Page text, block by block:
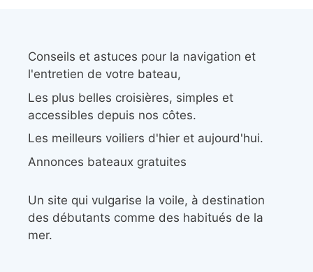
Conseils et astuces pour la navigation et
l'entretien de votre bateau,
Les plus belles croisières, simples et
accessibles depuis nos côtes.
Les meilleurs voiliers d'hier et aujourd'hui.
Annonces bateaux gratuites
Un site qui vulgarise la voile, à destination
des débutants comme des habitués de la
mer.